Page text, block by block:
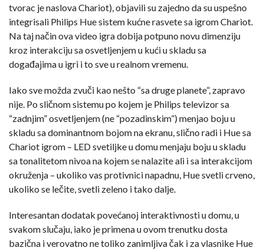
tvorac je naslova Chariot), objavili su zajedno da su uspešno
integrisali Philips Hue sistem kućne rasvete sa igrom Chariot.
Na taj način ova video igra dobija potpuno novu dimenziju
kroz interakciju sa osvetljenjem u kući u skladu sa
događajima u igri i to sve u realnom vremenu.
Iako sve možda zvuči kao nešto “sa druge planete”, zapravo
nije. Po sličnom sistemu po kojem je Philips televizor sa
“zadnjim” osvetljenjem (ne “pozadinskim”) menjao boju u
skladu sa dominantnom bojom na ekranu, slično radi i Hue sa
Chariot igrom – LED svetiljke u domu menjaju boju u skladu
sa tonalitetom nivoa na kojem se nalazite ali i sa interakcijom
okruženja – ukoliko vas protivnici napadnu, Hue svetli crveno,
ukoliko se lečite, svetli zeleno i tako dalje.
Interesantan dodatak povećanoj interaktivnosti u domu, u
svakom slučaju, iako je primena u ovom trenutku dosta
bazična i verovatno ne toliko zanimljiva čak i za vlasnike Hue